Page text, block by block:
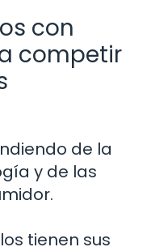
con
competir
de la
y de las
tienen sus